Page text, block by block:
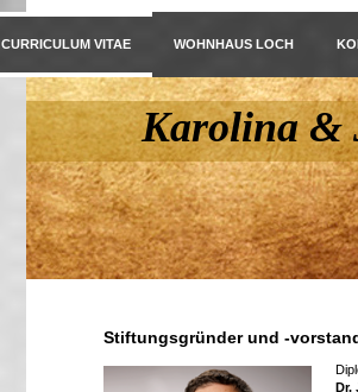
CURRICULUM VITAE WOHNHAUS LOCH
Karolina &
Stiftungsgründer und -
Dr.